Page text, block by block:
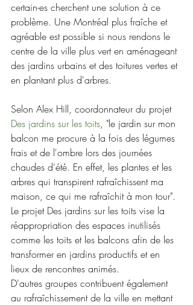
certain-es cherchent une solution à ce
problème. Une Montréal plus fraîche et
agréable est possible si nous rendons le
centre de la ville plus vert en aménageant
des jardins urbains et des toitures vertes et
en plantant plus d'arbres.
Selon Alex Hill, coordonnateur du projet
Des jardins sur les toits, "le jardin sur mon
balcon me procure à la fois des légumes
frais et de l'ombre lors des journées
chaudes d'été. En effet, les plantes et les
arbres qui transpirent rafraîchissent ma
maison, ce qui me rafraîchit à mon tour".
Le projet Des jardins sur les toits vise la
réappropriation des espaces inutilisés
comme les toits et les balcons afin de les
transformer en jardins productifs et en
lieux de rencontres animés.
D'autres groupes contribuent également
au rafraîchissement de la ville en mettant